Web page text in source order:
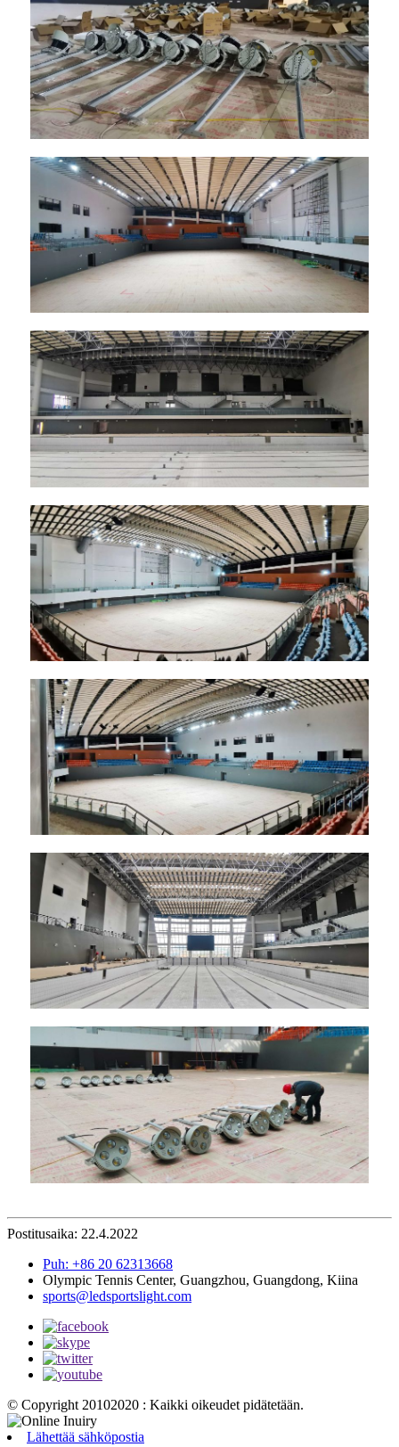
Postitusaika: 22.4.2022
Puh: +86 20 62313668
Olympic Tennis Center, Guangzhou, Guangdong, Kiina
sports@ledsportslight.com
© Copyright 20102020 : Kaikki oikeudet pidätetään.
Lähettää sähköpostia